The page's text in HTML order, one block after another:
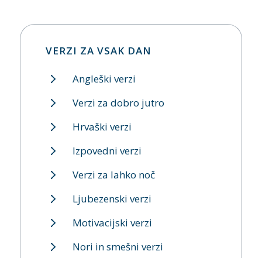
VERZI ZA VSAK DAN
Angleški verzi
Verzi za dobro jutro
Hrvaški verzi
Izpovedni verzi
Verzi za lahko noč
Ljubezenski verzi
Motivacijski verzi
Nori in smešni verzi